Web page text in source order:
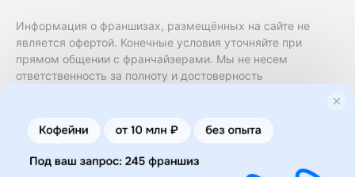
Информация о франшизах, размещённых на сайте не
является офертой. Конечные условия уточняйте при
прямом общении с франчайзерами. Мы не несем
ответственность за полноту и достоверность
финансовые услуги. Заключение договоров
коммерческой концессии (франчайзинга) осуществляется
правообладателями/их представителями. Бизнесменс.ру